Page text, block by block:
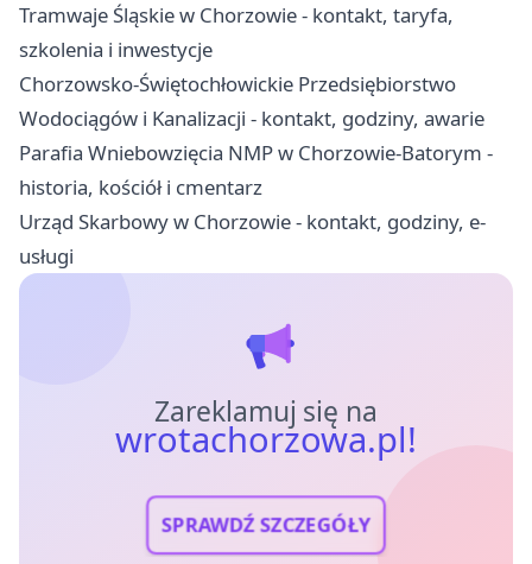
Tramwaje Śląskie w Chorzowie - kontakt, taryfa,
szkolenia i inwestycje
Chorzowsko-Świętochłowickie Przedsiębiorstwo
Wodociągów i Kanalizacji - kontakt, godziny, awarie
Parafia Wniebowzięcia NMP w Chorzowie-Batorym -
historia, kościół i cmentarz
Urząd Skarbowy w Chorzowie - kontakt, godziny, e-
usługi
Zareklamuj się na
wrotachorzowa.pl!
SPRAWDŹ SZCZEGÓŁY